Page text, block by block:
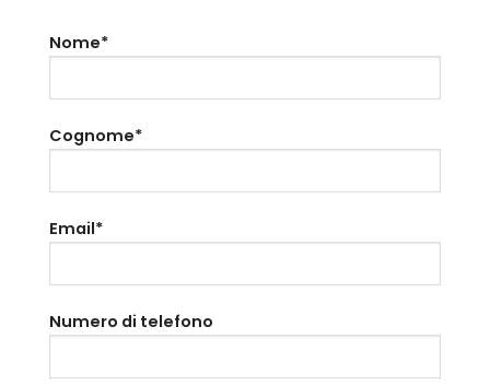
Nome*
Cognome*
Email*
Numero di telefono